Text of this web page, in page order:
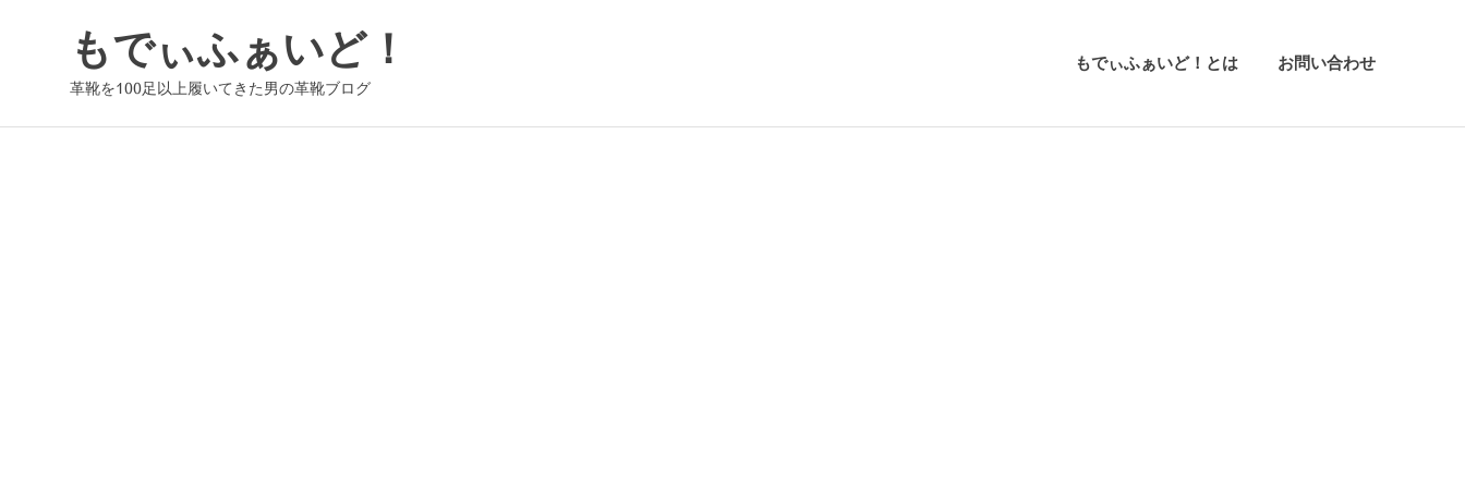
もでぃふぁいど！
革靴を100足以上履いてきた男の革靴ブログ
もでぃふぁいど！とは お問い合わせ